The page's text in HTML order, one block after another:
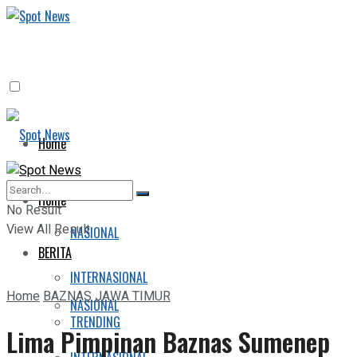
Home
BERITA
NASIONAL
INTERNASIONAL
TRENDING
Home
BERITA
NASIONAL
No Result
View All Result
HomeBAZNAS JAWA TIMUR
Lima Pimpinan Baznas Sumenep